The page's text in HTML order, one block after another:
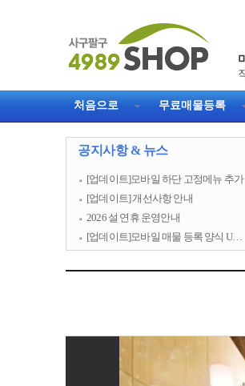
처음으로 무료매물등록
공지사항 & 뉴스
[업데이트]모바일 하단 고정메뉴 추가
[업데이트] 개선사항 안내
2026 설 연휴 운영안내
[업데이트]모바일 매물 등록 양식 U…